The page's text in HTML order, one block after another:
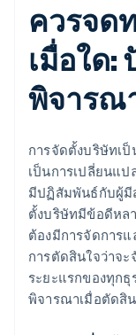
ควรจด
เมื่อใด:
พิจารณ
การจัดตั้งบริษัทเ
เป็นการเปลี่ยนแป
มีปฏิสัมพันธ์กับผู้มี
ตั้งบริษัทมีข้อดีหล
ต้องมีการจัดการ
การตัดสินใจว่าจ
ระยะแรกของทุก
พิจารณาเมื่อตัดสิ